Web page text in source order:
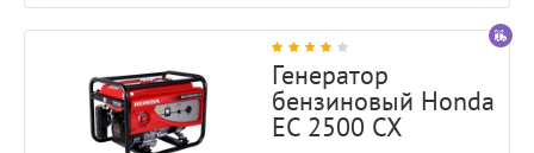
Генератор
бензиновый Honda
EC 2500 CX